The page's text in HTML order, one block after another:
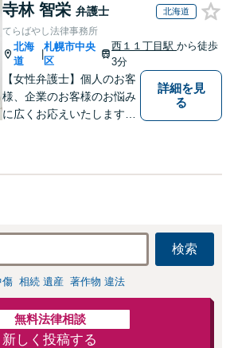
寺林 智栄 弁護士 北海道
てらばやし法律事務所
北海
道
|
札幌市中央
区
西１１丁目駅から徒歩
3分
【女性弁護士】個人のお客
様、企業のお客様のお悩み
に広くお応えいたします。
詳細を見
る
検索
傷 相続 遺産 著作物 違法
無料法律相談
新しく投稿する